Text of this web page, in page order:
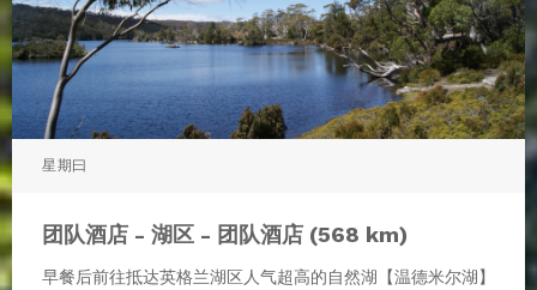
星期曰
团队酒店 - 湖区 - 团队酒店 (568 km)
早餐后前往抵达英格兰湖区人气超高的自然湖【温德米尔湖】